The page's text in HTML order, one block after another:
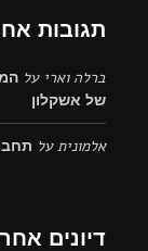
תגובות
ברלה וארי על
של אשקלון
אלמוניתעל
דיונים